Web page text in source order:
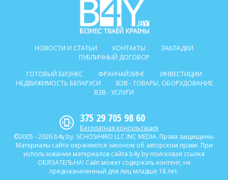
НОВОСТИ И СТАТЬИ КОНТАКТЫ
ЗАКЛАДКИ
ПУБЛИЧНЫЙ ДОГОВОР
ГОТОВЫЙ БИЗНЕС
ФРАНЧАЙЗИНГ
ИНВЕСТИЦИИ
НЕДВИЖИМОСТЬ БЕЛАРУСИ
B2B - ТОВАРЫ, ОБОРУДОВАНИЕ
B2B - УСЛУГИ
375 29 705 98 60
Бесплатная консультация
©2005 - 2026 b4y.by. SCHOSᶳHIRO LLC INC MEDIA. Права защищены.
Материалы сайта охраняются законом об авторском праве. При
использовании материалов сайта b4y.by поисковая ссылка
ОБЯЗАТЕЛЬНА! Сайт может содержать контент, не
предназначенный для лиц младше 18 лет.